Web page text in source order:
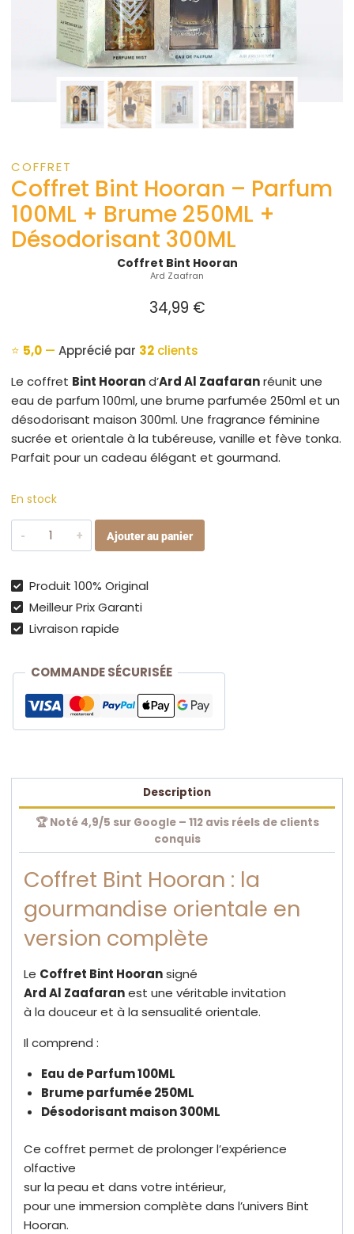
COFFRET
Coffret Bint Hooran – Parfum
100ML + Brume 250ML +
Désodorisant 300ML
Coffret Bint Hooran
Ard Zaafran
34,99 €
⭐ 5,0— Apprécié par 32clients
Le coffret Bint Hoorand’Ard Al Zaafaranréunit une
eau de parfum 100ml, une brume parfumée 250ml et un
désodorisant maison 300ml. Une fragrance féminine
sucrée et orientale à la tubéreuse, vanille et fève tonka.
Parfait pour un cadeau élégant et gourmand.
En stock
quantité
de
Bint
Hooran
–
+
Brume
250ML
300ML
Ajouter au panier
Produit 100% Original
Meilleur Prix Garanti
Livraison rapide
COMMANDE SÉCURISÉE
Description
🏆 Noté 4,9/5 sur Google – 112 avis réels de clients
conquis
Coffret Bint Hooran : la
gourmandise orientale en
version complète
Le Coffret Bint Hooransigné
Ard Al Zaafaranest une véritable invitation
à la douceur et à la sensualité orientale.
Il comprend :
Eau de Parfum 100ML
Brume parfumée 250ML
Désodorisant maison 300ML
Ce coffret permet de prolonger l’expérience
olfactive
sur la peau et dans votre intérieur,
pour une immersion complète dans l’univers Bint
Hooran.